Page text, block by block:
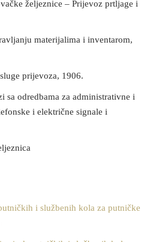
željeznice – Prijevoz prtljage i
materijalima i inventarom,
prijevoza, 1906.
sa odredbama za administrativne i
i električne signale i
i službenih kola za putničke